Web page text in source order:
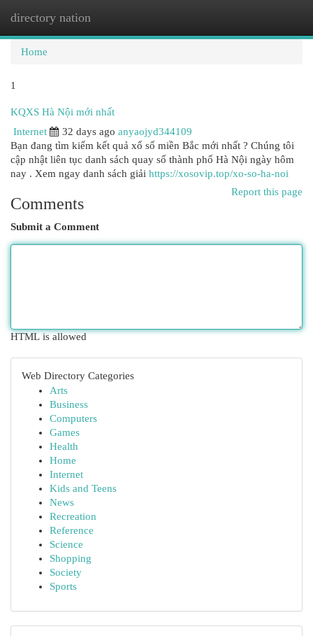
directory nation
Home
1
KQXS Hà Nội mới nhất
Internet
32 days ago anyaojyd344109
Bạn đang tìm kiếm kết quả xổ số miền Bắc mới nhất ? Chúng tôi
cập nhật liên tục danh sách quay số thành phố Hà Nội ngày hôm
nay . Xem ngay danh sách giải https://xosovip.top/xo-so-ha-noi
Report this page
Comments
Submit a Comment
HTML is allowed
Web Directory Categories
Arts
Business
Computers
Games
Health
Home
Internet
Kids and Teens
News
Recreation
Reference
Science
Shopping
Society
Sports